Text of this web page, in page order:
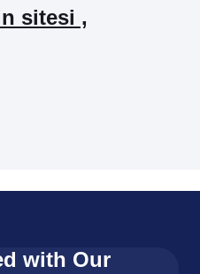
sitesi ,
with Our